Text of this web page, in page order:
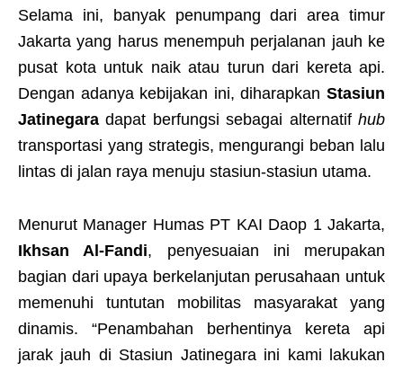
Selama ini, banyak penumpang dari area timur
Jakarta yang harus menempuh perjalanan jauh ke
pusat kota untuk naik atau turun dari kereta api.
Dengan adanya kebijakan ini, diharapkan Stasiun
Jatinegara dapat berfungsi sebagai alternatif hub
transportasi yang strategis, mengurangi beban lalu
lintas di jalan raya menuju stasiun-stasiun utama.
Menurut Manager Humas PT KAI Daop 1 Jakarta,
Ikhsan Al-Fandi, penyesuaian ini merupakan
bagian dari upaya berkelanjutan perusahaan untuk
memenuhi tuntutan mobilitas masyarakat yang
dinamis. “Penambahan berhentinya kereta api
jarak jauh di Stasiun Jatinegara ini kami lakukan